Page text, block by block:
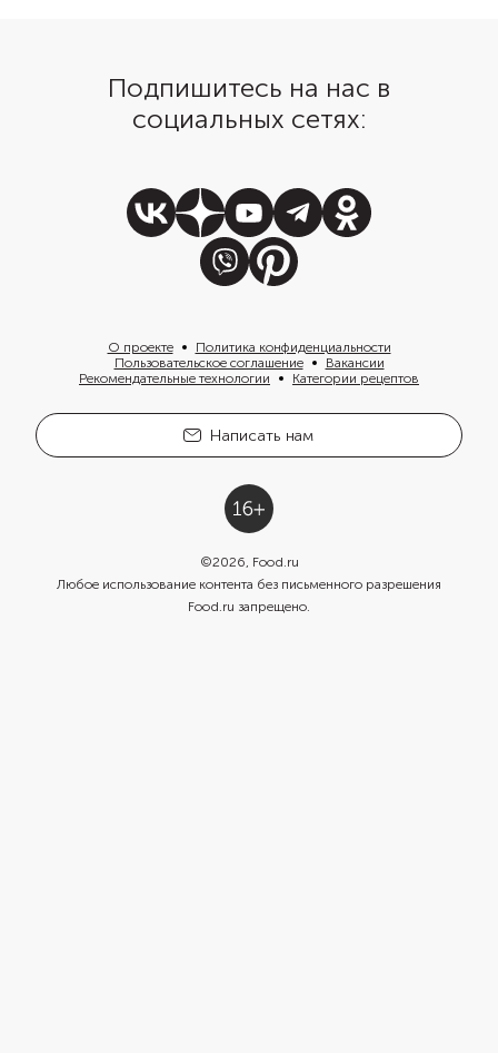
Подпишитесь на нас в
социальных сетях:
О проекте
Политика конфиденциальности
Пользовательское соглашение
Вакансии
Рекомендательные технологии
Категории рецептов
Написать нам
©2026, Food.ru
Любое использование контента без письменного разрешения
Food.ru запрещено.